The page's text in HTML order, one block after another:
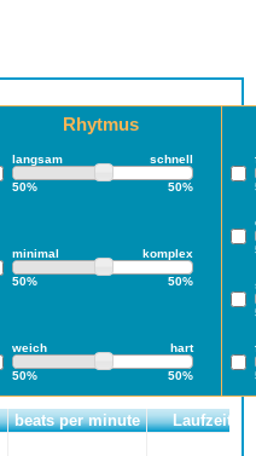
Rhytmus
langsam schnell
50% 50%
minimal komplex
50% 50%
weich hart
50% 50%
beats per minute
Laufzeit